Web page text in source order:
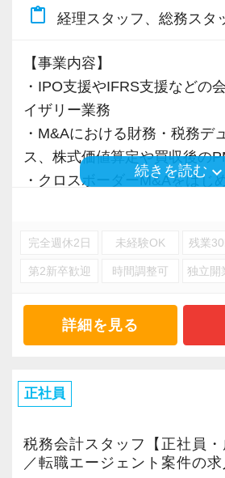
content_paste 経理スタッフ、総務スタ
【事業内容】
・IPO支援やIFRS支援などの
イザリー業務
・M&Aにおける財務・税務デ
ス、株式価値算定や買収後の
・クロスボーダーM&Aをはじ
※応募には会計求人プラスに
続きを読む keyboard_arrow_down
完全週休2日 未経験OK 残業
第2新卒歓迎 時間調整可 独立開
詳細を見る
正社員
税務会計スタッフ【正社員・
／転職エージェント案件の求